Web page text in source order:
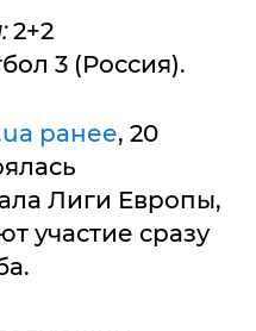
2+2
3 (Россия).
ранее, 20
Лиги Европы,
участие сразу